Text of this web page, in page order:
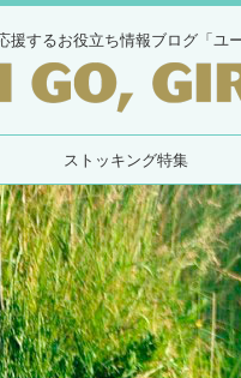
援するお役立ち情報ブログ「ユ
ストッキング特集